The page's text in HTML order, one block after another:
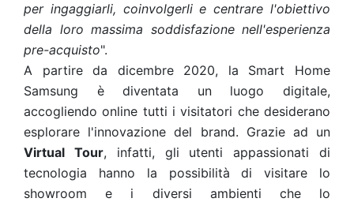
per ingaggiarli, coinvolgerli e centrare l'obiettivo
della loro massima soddisfazione nell'esperienza
pre-acquisto".
A partire da dicembre 2020, la Smart Home
Samsung è diventata un luogo digitale,
accogliendo online tutti i visitatori che desiderano
esplorare l'innovazione del brand. Grazie ad un
Virtual Tour, infatti, gli utenti appassionati di
tecnologia hanno la possibilità di visitare lo
showroom e i diversi ambienti che lo